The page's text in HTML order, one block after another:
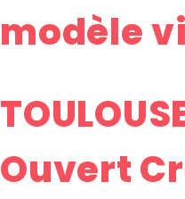
modèle
Ouvert